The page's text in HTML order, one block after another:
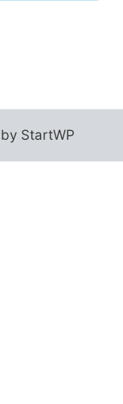
StartWP